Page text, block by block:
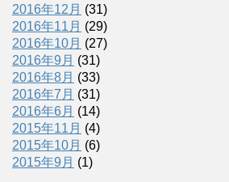
2016年12月 (31)
2016年11月 (29)
2016年10月 (27)
2016年9月 (31)
2016年8月 (33)
2016年7月 (31)
2016年6月 (14)
2015年11月 (4)
2015年10月 (6)
2015年9月 (1)